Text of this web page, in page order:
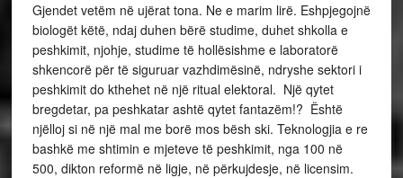
Gjendet vetëm në ujërat tona. Ne e marim lirë. Eshpjegojnë
biologët këtë, ndaj duhen bërë studime, duhet shkolla e
peshkimit, njohje, studime të hollësishme e laboratorë
shkencorë për të siguruar vazhdimësinë, ndryshe sektori i
peshkimit do kthehet në një ritual elektoral. Një qytet
bregdetar, pa peshkatar ashtë qytet fantazëm!? Është
njëlloj si në një mal me borë mos bësh ski. Teknologjia e re
bashkë me shtimin e mjeteve të peshkimit, nga 100 në
500, dikton reformë në ligje, në përkujdesje, në licensim.